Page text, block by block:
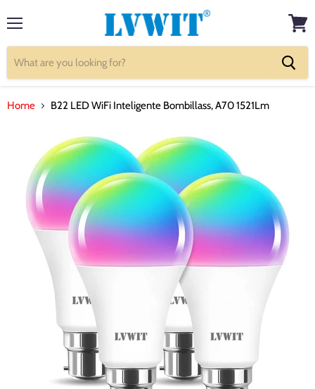
cart
Home B22 LED WiFi Inteligente Bombillass, A70 1521Lm